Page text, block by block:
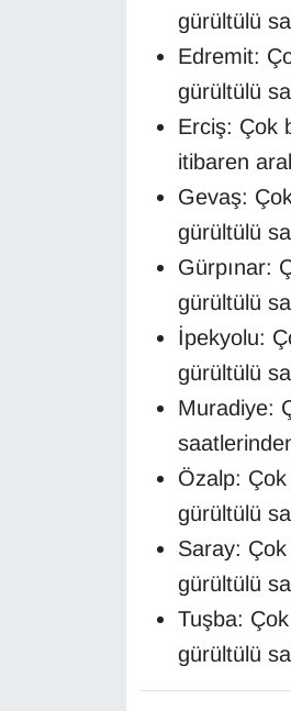
gürültülü
Edremit:
gürültülü
Erciş: Çok
itibaren
Gevaş:
gürültülü
Gürpınar:
gürültülü
İpekyolu:
gürültülü
Muradiye:
Özalp:
gürültülü
Saray:
gürültülü
Tuşba:
gürültülü